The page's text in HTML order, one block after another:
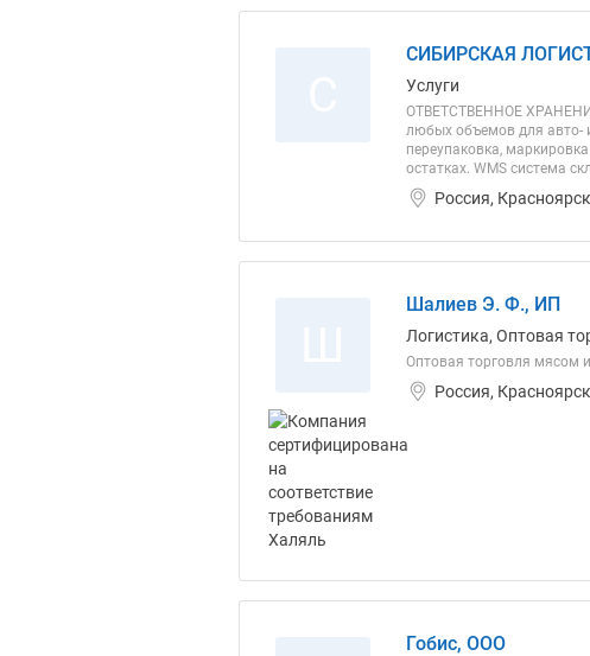
СИБИРСКАЯ
Услуги
ОТВЕТСТВЕННОЕ ХРАНЕНИЕ
любых объемов для авто-
переупаковка,
остатках. WMS система
Россия,
Шалиев Э. Ф., ИП
Логистика, Оптовая
Оптовая торговля мясом
Россия,
Гобис, ООО